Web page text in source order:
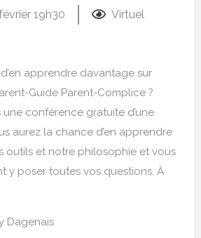
19h30 Virtuel
apprendre davantage sur
Guide Parent-Complice ?
conférence gratuite d’une
aurez la chance d’en apprendre
outils et notre philosophie et vous
y poser toutes vos questions. À
Dagenais